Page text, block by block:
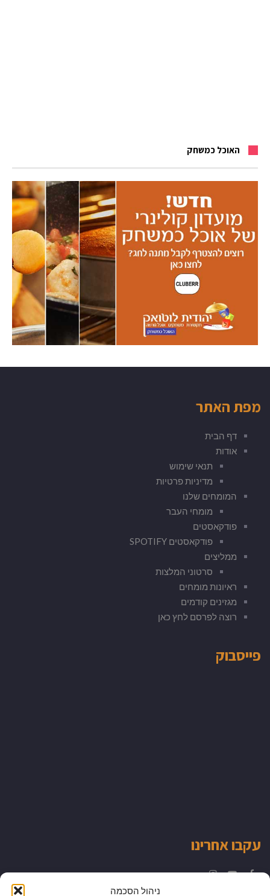
ניהול הסכמה
האוכל כמשחק
מפת האתר
דף הבית
אודות
תנאי שימוש
מדיניות פרטיות
המומחים שלנו
מומחי העבר
פודקאסטים
פודקאסטים SPOTIFY
ממליצים
סרטוני המלצות
ראיונות מומחים
מגזינים קודמים
רוצה לפרסם לחץ כאן
פייסבוק
עקבו אחרינו